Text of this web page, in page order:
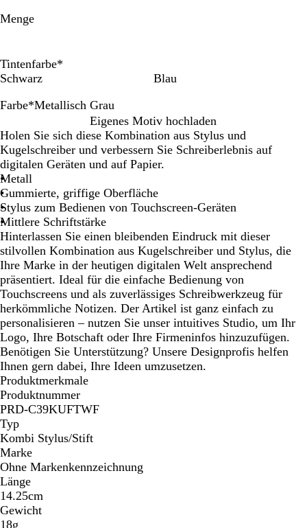
Menge
Tintenfarbe*
Schwarz
Blau
Farbe*Metallisch Grau
i
l
b
e
r
o
l
d
e
t
a
l
l
i
s
c
h
G
r
a
u
o
s
é
g
o
l
d
r
o
n
z
e
Eigenes Motiv hochladen
Holen Sie sich diese Kombination aus Stylus und
Kugelschreiber und verbessern Sie Schreiberlebnis auf
digitalen Geräten und auf Papier.
Metall
Gummierte, griffige Oberfläche
Stylus zum Bedienen von Touchscreen-Geräten
Mittlere Schriftstärke
Hinterlassen Sie einen bleibenden Eindruck mit dieser
stilvollen Kombination aus Kugelschreiber und Stylus, die
Ihre Marke in der heutigen digitalen Welt ansprechend
präsentiert. Ideal für die einfache Bedienung von
Touchscreens und als zuverlässiges Schreibwerkzeug für
herkömmliche Notizen. Der Artikel ist ganz einfach zu
personalisieren – nutzen Sie unser intuitives Studio, um Ihr
Logo, Ihre Botschaft oder Ihre Firmeninfos hinzuzufügen.
Benötigen Sie Unterstützung? Unsere Designprofis helfen
Ihnen gern dabei, Ihre Ideen umzusetzen.
Produktmerkmale
Produktnummer
PRD-C39KUFTWF
Typ
Kombi Stylus/Stift
Marke
Ohne Markenkennzeichnung
Länge
14.25cm
Gewicht
18g